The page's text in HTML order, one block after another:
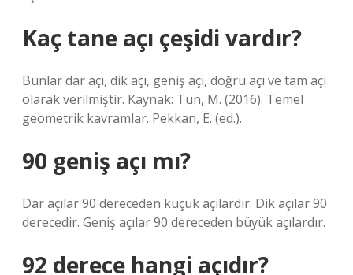
Kaç tane açı çeşidi vardır?
Bunlar dar açı, dik açı, geniş açı, doğru açı ve tam açı
olarak verilmiştir. Kaynak: Tün, M. (2016). Temel
geometrik kavramlar. Pekkan, E. (ed.).
90 geniş açı mı?
Dar açılar 90 dereceden küçük açılardır. Dik açılar 90
derecedir. Geniş açılar 90 dereceden büyük açılardır.
92 derece hangi açıdır?